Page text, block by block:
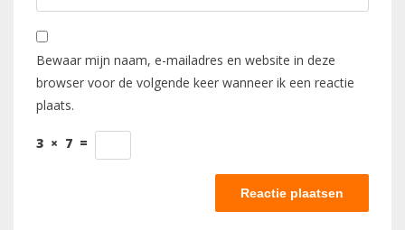
Bewaar mijn naam, e-mailadres en website in deze
browser voor de volgende keer wanneer ik een reactie
plaats.
3 × 7 =